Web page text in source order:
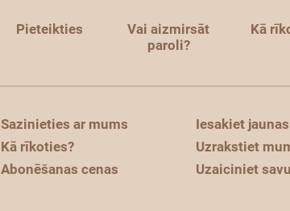
Pieteikties
Vai aizmirsāt
paroli?
Kā
Sazinieties ar mums
Kā rīkoties?
Abonēšanas cenas
Iesakiet
Uzrakstiet
Uzaiciniet